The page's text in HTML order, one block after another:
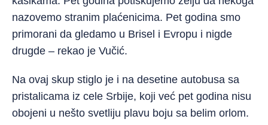
nazovemo stranim plaćenicima. Pet godina smo
primorani da gledamo u Brisel i Evropu i nigde
drugde – rekao je Vučić.
Na ovaj skup stiglo je i na desetine autobusa sa
pristalicama iz cele Srbije, koji već pet godina nisu
obojeni u nešto svetliju plavu boju sa belim orlom.